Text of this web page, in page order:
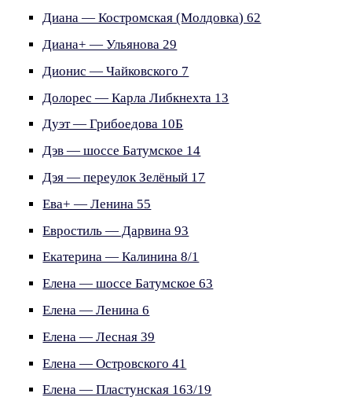
Диана — Костромская (Молдовка) 62
Диана+ — Ульянова 29
Дионис — Чайковского 7
Долорес — Карла Либкнехта 13
Дуэт — Грибоедова 10Б
Дэв — шоссе Батумское 14
Дэя — переулок Зелёный 17
Ева+ — Ленина 55
Евростиль — Дарвина 93
Екатерина — Калинина 8/1
Елена — шоссе Батумское 63
Елена — Ленина 6
Елена — Лесная 39
Елена — Островского 41
Елена — Пластунская 163/19